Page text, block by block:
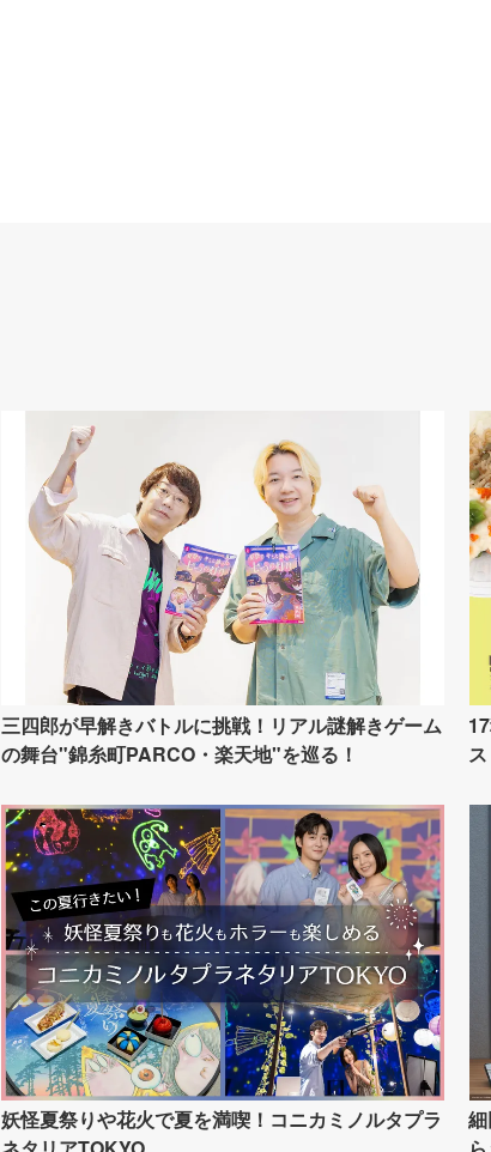
三四郎が早解きバトルに挑戦！リアル謎解きゲーム
の舞台"錦糸町PARCO・楽天地"を巡る！
妖怪夏祭りや花火で夏を満喫！コニカミノルタプラ